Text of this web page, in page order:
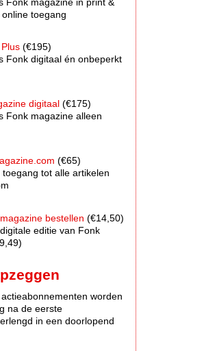
toegang
(€195)
Fonk digitaal én onbeperkt
digitaal (€175)
Fonk magazine alleen
(€65)
tot alle artikelen
bestellen (€14,50)
editie van Fonk
worden
na de eerste
in een doorlopend